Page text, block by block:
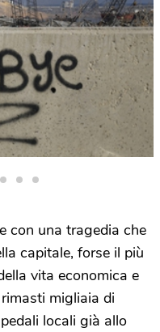
con una tragedia che
capitale, forse il più
vita economica e
migliaia di
locali già allo